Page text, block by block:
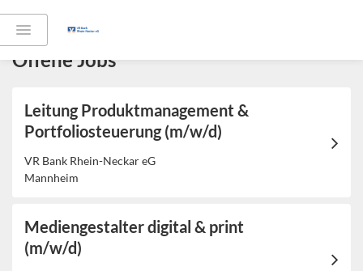
Offene Jobs
Leitung Produktmanagement &
Portfoliosteuerung (m/w/d)
VR Bank Rhein-Neckar eG
Mannheim
Mediengestalter digital & print
(m/w/d)